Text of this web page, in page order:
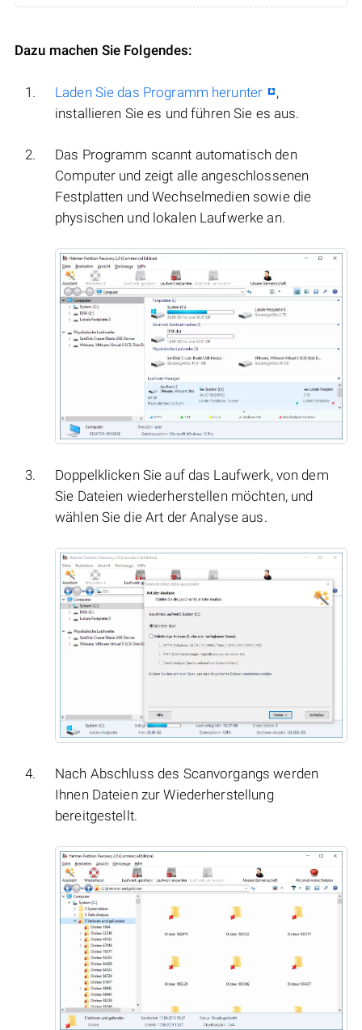
Dazu machen Sie Folgendes:
Laden Sie das Programm herunter
,
installieren Sie es und führen Sie es aus.
Das Programm scannt automatisch den
Computer und zeigt alle angeschlossenen
Festplatten und Wechselmedien sowie die
physischen und lokalen Laufwerke an.
Doppelklicken Sie auf das Laufwerk, von dem
Sie Dateien wiederherstellen möchten, und
wählen Sie die Art der Analyse aus.
Nach Abschluss des Scanvorgangs werden
Ihnen Dateien zur Wiederherstellung
bereitgestellt.